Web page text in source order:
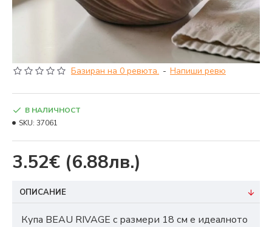
Базиран на 0 ревюта. - Напиши ревю
3.52€ (6.88лв.)
В НАЛИЧНОСТ
SKU: 37061
ОПИСАНИЕ
Купа BEAU RIVAGE с размери 18 см е идеалното